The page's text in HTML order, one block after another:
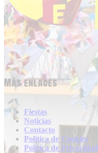
Más enlaces
Fiestas
Noticias
Contacto
Politica de Cookies
Politica de Privacidad